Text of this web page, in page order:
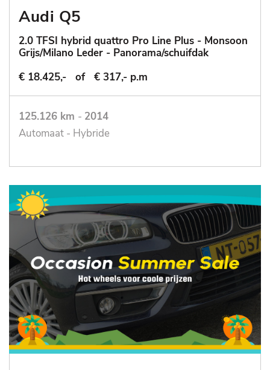
Audi Q5
2.0 TFSI hybrid quattro Pro Line Plus - Monsoon
Grijs/Milano Leder - Panorama/schuifdak
€ 18.425,-
of € 317,- p.m
125.126 km - 2014
Automaat - Hybride